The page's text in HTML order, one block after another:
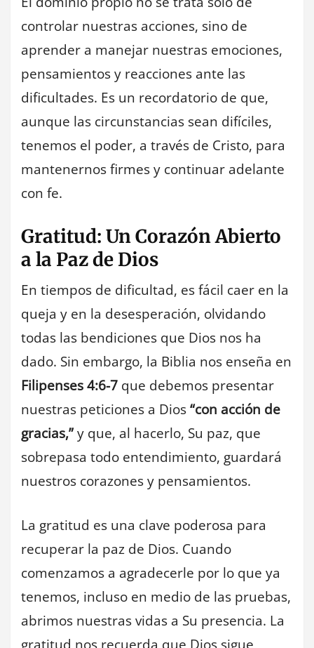
controlar nuestras acciones, sino de
aprender a manejar nuestras emociones,
pensamientos y reacciones ante las
dificultades. Es un recordatorio de que,
aunque las circunstancias sean difíciles,
tenemos el poder, a través de Cristo, para
mantenernos firmes y continuar adelante
con fe.
Gratitud: Un Corazón Abierto
a la Paz de Dios
En tiempos de dificultad, es fácil caer en la
queja y en la desesperación, olvidando
todas las bendiciones que Dios nos ha
dado. Sin embargo, la Biblia nos enseña en
Filipenses 4:6-7 que debemos presentar
nuestras peticiones a Dios“con acción de
gracias,”y que, al hacerlo, Su paz, que
sobrepasa todo entendimiento, guardará
nuestros corazones y pensamientos.
La gratitud es una clave poderosa para
recuperar la paz de Dios. Cuando
comenzamos a agradecerle por lo que ya
tenemos, incluso en medio de las pruebas,
abrimos nuestras vidas a Su presencia. La